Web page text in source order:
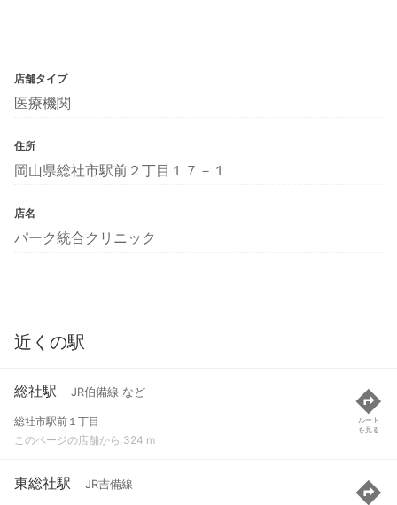
店舗タイプ
医療機関
住所
岡山県総社市駅前２丁目１７－１
店名
パーク統合クリニック
近くの駅
総社駅 JR伯備線 など
総社市駅前１丁目
このページの店舗から 324 m
ルート
を見る
東総社駅 JR吉備線